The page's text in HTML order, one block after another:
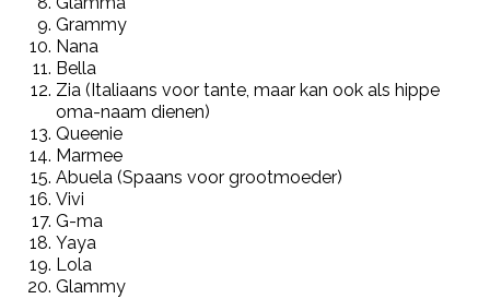
Grammy
Nana
Bella
Zia (Italiaans voor tante, maar kan ook als hippe
oma-naam dienen)
Queenie
Marmee
Abuela (Spaans voor grootmoeder)
Vivi
G-ma
Yaya
Lola
Glammy